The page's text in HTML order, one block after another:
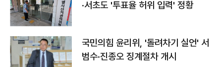
·서초도 '투표율 허위 입력' 정황
국민의힘 윤리위, '돌려차기 실언' 서
범수·진종오 징계절차 개시